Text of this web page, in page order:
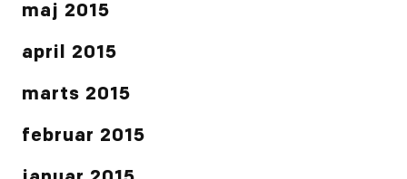
maj 2015
april 2015
marts 2015
februar 2015